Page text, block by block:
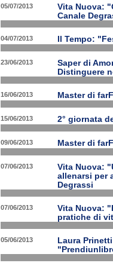
05/07/2013
Vita Nuova:
Canale
04/07/2013 Il Tempo:
23/06/2013
Saper di
Distinguere
16/06/2013 Master di
15/06/2013 2° giornata
09/06/2013 Master di
07/06/2013
Vita Nuova:
allenarsi per
Degrassi
07/06/2013
Vita Nuova:
pratiche di
05/06/2013
Laura